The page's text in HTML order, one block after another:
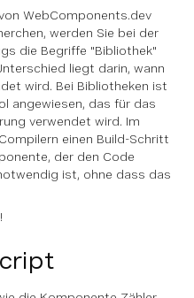
WebComponents.dev
werden Sie bei der
die Begriffe "Bibliothek"
liegt darin, wann
wird. Bei Bibliotheken ist
angewiesen, das für das
verwendet wird. Im
einen Build-Schritt
der den Code
ist, ohne dass das